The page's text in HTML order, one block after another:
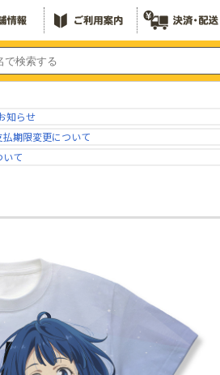
知らせ
期限変更について
いて